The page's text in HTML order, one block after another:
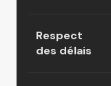
Respect
des délais